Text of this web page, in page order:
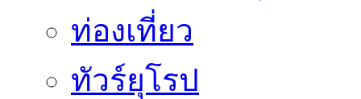
ท่องเที่ยว
ทัวร์ยุโรป